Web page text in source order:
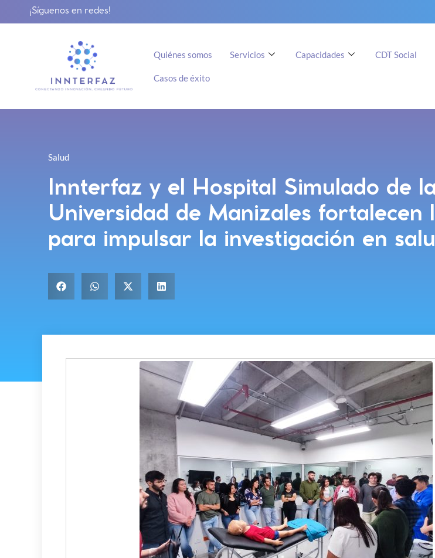
¡Síguenos en redes!
Quiénes somos Servicios Capacidades CDT Social
Casos de éxito
Salud
Innterfaz y el Hospital Simulado de la
Universidad de Manizales fortalecen
para impulsar la investigación en